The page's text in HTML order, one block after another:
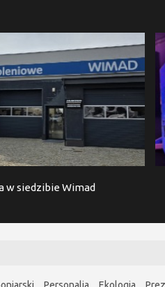
w siedzibie Wimad